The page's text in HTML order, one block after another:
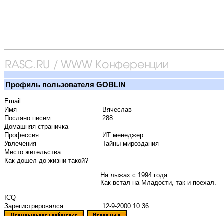
Профиль пользователя GOBLIN
Email
Имя
Вячеслав
Послано писем
288
Домашняя страничка
Профессия
ИТ менеджер
Увлечения
Тайны мироздания
Место жительства
Как дошел до жизни такой?
На лыжах с 1994 года.
Как встал на Младости, так и поехал.
ICQ
Зарегистрировался
12-9-2000 10:36